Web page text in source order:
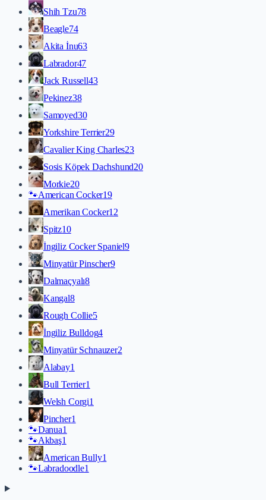
Shih Tzu78
Beagle74
Akita İnu63
Labrador47
Jack Russell43
Pekinez38
Samoyed30
Yorkshire Terrier29
Cavalier King Charles23
Sosis Köpek Dachshund20
Morkie20
🐾American Cocker19
Amerikan Cocker12
Spitz10
İngiliz Cocker Spaniel9
Minyatür Pinscher9
Dalmaçyalı8
Kangal8
Rough Collie5
İngiliz Bulldog4
Minyatür Schnauzer2
Alabay1
Bull Terrier1
Welsh Corgi1
Pincher1
🐾Danua1
🐾Akbaş1
American Bully1
🐾Labradoodle1